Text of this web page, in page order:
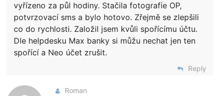
vyřízeno za půl hodiny. Stačila fotografie OP,
potvrzovací sms a bylo hotovo. Zřejmě se zlepšili
co do rychlosti. Založil jsem kvůli spořícímu účtu.
Dle helpdesku Max banky si můžu nechat jen ten
spořící a Neo účet zrušit.
Reply
Roman